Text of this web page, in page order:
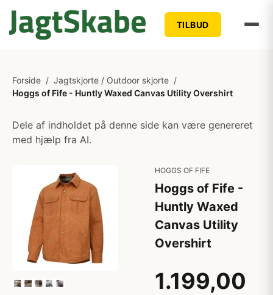
TILBUD
Forside / Jagtskjorte / Outdoor skjorte /
Hoggs of Fife - Huntly Waxed Canvas Utility Overshirt
Dele af indholdet på denne side kan være genereret
med hjælp fra AI.
HOGGS OF FIFE
Hoggs of Fife -
Huntly Waxed
Canvas Utility
Overshirt
1.199,00